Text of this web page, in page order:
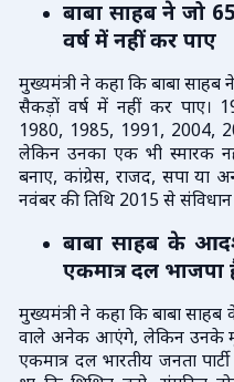
बाबा साहब ने जो
वर्ष में नहीं कर पाए
मुख्यमंत्री ने कहा कि बाबा
सैकड़ों वर्ष में नहीं कर पाए।
1980, 1985, 1991, 2004,
लेकिन उनका एक भी स्मारक
बनाए, कांग्रेस, राजद, सपा या
नवंबर की तिथि 2015 से
बाबा साहब के
एकमात्र दल भाजपा
मुख्यमंत्री ने कहा कि बाबा
वाले अनेक आएंगे, लेकिन उनके
एकमात्र दल भारतीय जनता